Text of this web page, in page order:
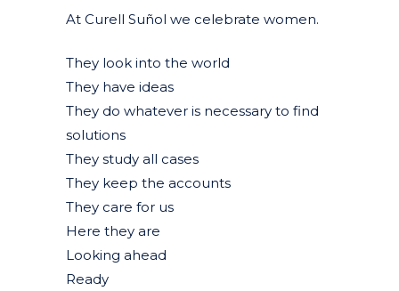
At Curell Suñol we celebrate women.
They look into the world
They have ideas
They do whatever is necessary to find
solutions
They study all cases
They keep the accounts
They care for us
Here they are
Looking ahead
Ready